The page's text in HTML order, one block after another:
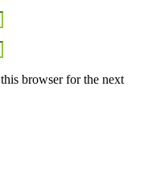
browser for the next